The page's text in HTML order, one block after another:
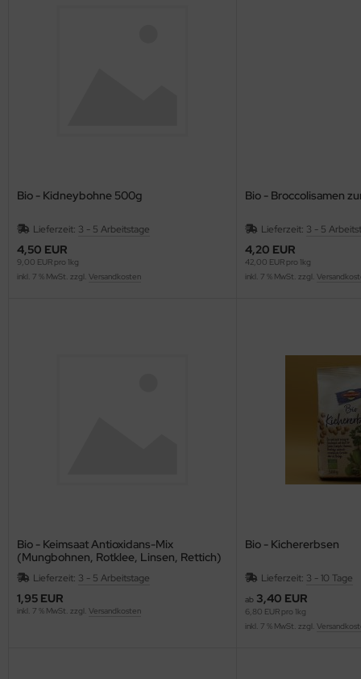
Bio - Kidneybohne 500g
Lieferzeit: 3 - 5 Arbeitstage
4,50 EUR
9,00 EUR pro 1kg
inkl. 7 % MwSt. zzgl. Versandkosten
Bio - Broccolisamen
Lieferzeit: 3 - 5
4,20 EUR
42,00 EUR pro 1kg
inkl. 7 % MwSt. zzgl.
Bio - Keimsaat Antioxidans-Mix
(Mungbohnen, Rotklee, Linsen, Rettich)
50g
Lieferzeit: 3 - 5 Arbeitstage
1,95 EUR
inkl. 7 % MwSt. zzgl. Versandkosten
Bio - Kichererbsen
Lieferzeit: 3 - 10 Tage
ab 3,40 EUR
6,80 EUR pro 1kg
inkl. 7 % MwSt. zzgl.